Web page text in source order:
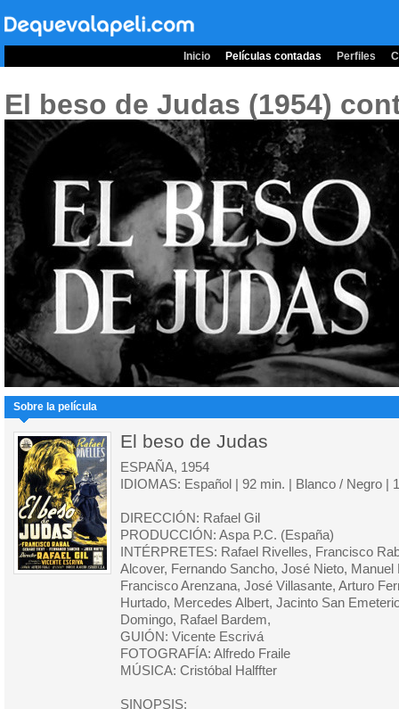
Inicio Películas contadas Perfiles
El beso de Judas (1954)
Sobre la película
El beso de Judas
ESPAÑA, 1954
IDIOMAS: Español | 92 min. | Blanco / Negro |
DIRECCIÓN: Rafael Gil
PRODUCCIÓN: Aspa P.C. (España)
INTÉRPRETES: Rafael Rivelles, Francisco
Alcover, Fernando Sancho, José Nieto,
Francisco Arenzana, José Villasante, Arturo
Hurtado, Mercedes Albert, Jacinto San
Domingo, Rafael Bardem,
GUIÓN: Vicente Escrivá
FOTOGRAFÍA: Alfredo Fraile
MÚSICA: Cristóbal Halffter
SINOPSIS: